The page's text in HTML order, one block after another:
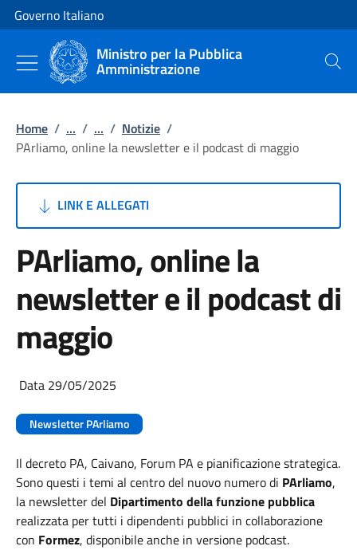
Vai al contenuto
Vai alla navigazione del sito
Governo Italiano
Ministro per la Pubblica
Amministrazione Cerca
Home / ... / ... / Notizie /
PArliamo, online la newsletter e il podcast di maggio
LINK E ALLEGATI
PArliamo, online la
newsletter e il podcast di
maggio
Data 29/05/2025
Newsletter PArliamo
Il decreto PA, Caivano, Forum PA e pianificazione strategica.
Sono questi i temi al centro del nuovo numero di PArliamo,
la newsletter del Dipartimento della funzione pubblica
realizzata per tutti i dipendenti pubblici in collaborazione
con Formez, disponibile anche in versione podcast.